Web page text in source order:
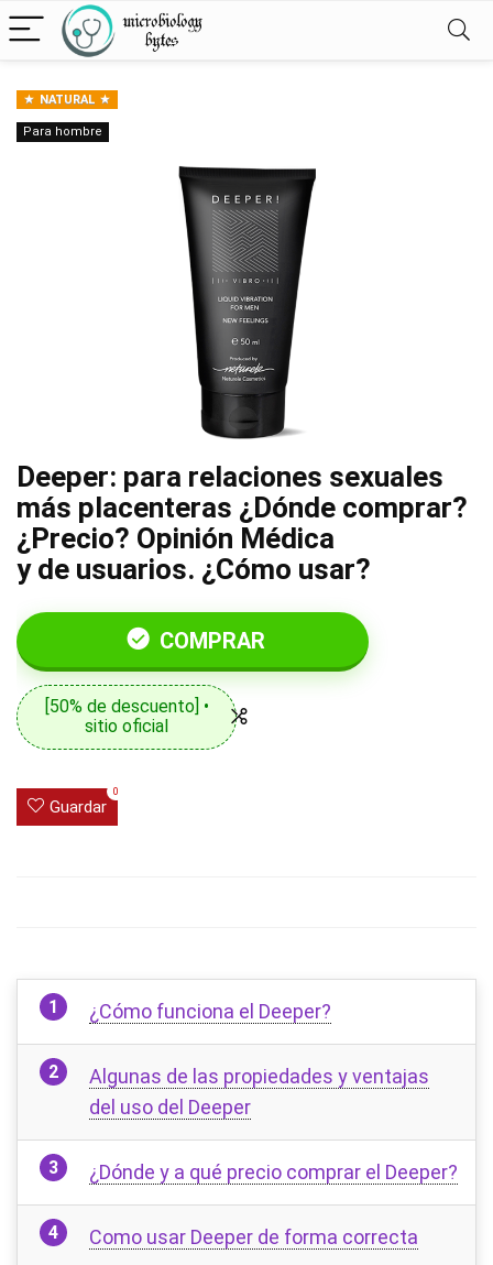
NATURAL
Para hombre
Deeper: para relaciones sexuales
más placenteras ¿Dónde comprar?
¿Precio? Opinión Médica
y de usuarios. ¿Cómo usar?
COMPRAR
[50% de descuento] •
sitio oficial
Guardar
0
¿Cómo funciona el Deeper?
Algunas de las propiedades y ventajas
del uso del Deeper
¿Dónde y a qué precio comprar el Deeper?
Como usar Deeper de forma correcta